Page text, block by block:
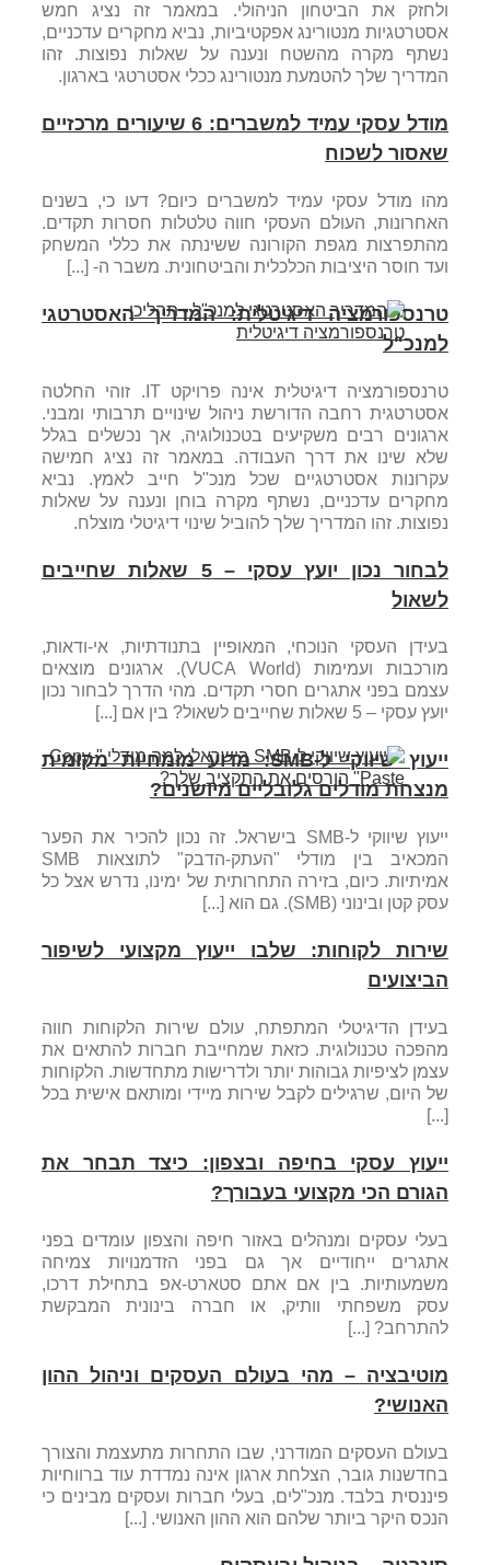
ולחזק את הביטחון הניהולי. במאמר זה נציג חמש
אסטרטגיות מנטורינג אפקטיביות, נביא מחקרים עדכניים,
נשתף מקרה מהשטח ונענה על שאלות נפוצות. זהו
המדריך שלך להטמעת מנטורינג ככלי אסטרטגי בארגון.
מודל עסקי עמיד למשברים: 6 שיעורים מרכזיים
שאסור לשכוח
מהו מודל עסקי עמיד למשברים כיום? דעו כי, בשנים
האחרונות, העולם העסקי חווה טלטלות חסרות תקדים.
מהתפרצות מגפת הקורונה ששינתה את כללי המשחק
ועד חוסר היציבות הכלכלית והביטחונית. משבר ה- [...]
טרנספורמציה דיגיטלית: המדריך האסטרטגי
למנכ"ל
טרנספורמציה דיגיטלית אינה פרויקט IT. זוהי החלטה
אסטרטגית רחבה הדורשת ניהול שינויים תרבותי ומבני.
ארגונים רבים משקיעים בטכנולוגיה, אך נכשלים בגלל
שלא שינו את דרך העבודה. במאמר זה נציג חמישה
עקרונות אסטרטגיים שכל מנכ"ל חייב לאמץ. נביא
מחקרים עדכניים, נשתף מקרה בוחן ונענה על שאלות
נפוצות. זהו המדריך שלך להוביל שינוי דיגיטלי מוצלח.
לבחור נכון יועץ עסקי – 5 שאלות שחייבים
לשאול
בעידן העסקי הנוכחי, המאופיין בתנודתיות, אי-ודאות,
מורכבות ועמימות (VUCA World). ארגונים מוצאים
עצמם בפני אתגרים חסרי תקדים. מהי הדרך לבחור נכון
יועץ עסקי – 5 שאלות שחייבים לשאול? בין אם [...]
ייעוץ שיווקי ל-SMB: מדוע מומחיות מקומית
מנצחת מודלים גלובליים מיושנים?
ייעוץ שיווקי ל-SMB בישראל. זה נכון להכיר את הפער
המכאיב בין מודלי "העתק-הדבק" לתוצאות SMB
אמיתיות. כיום, בזירה התחרותית של ימינו, נדרש אצל כל
עסק קטן ובינוני (SMB). גם הוא [...]
שירות לקוחות: שלבו ייעוץ מקצועי לשיפור
הביצועים
בעידן הדיגיטלי המתפתח, עולם שירות הלקוחות חווה
מהפכה טכנולוגית. כזאת שמחייבת חברות להתאים את
עצמן לציפיות גבוהות יותר ולדרישות מתחדשות. הלקוחות
של היום, שרגילים לקבל שירות מיידי ומותאם אישית בכל
[...]
ייעוץ עסקי בחיפה ובצפון: כיצד תבחר את
הגורם הכי מקצועי בעבורך?
בעלי עסקים ומנהלים באזור חיפה והצפון עומדים בפני
אתגרים ייחודיים אך גם בפני הזדמנויות צמיחה
משמעותיות. בין אם אתם סטארט-אפ בתחילת דרכו,
עסק משפחתי וותיק, או חברה בינונית המבקשת
להתרחב? [...]
מוטיבציה – מהי בעולם העסקים וניהול ההון
האנושי?
בעולם העסקים המודרני, שבו התחרות מתעצמת והצורך
בחדשנות גובר, הצלחת ארגון אינה נמדדת עוד ברווחיות
פיננסית בלבד. מנכ"לים, בעלי חברות ועסקים מבינים כי
הנכס היקר ביותר שלהם הוא ההון האנושי. [...]